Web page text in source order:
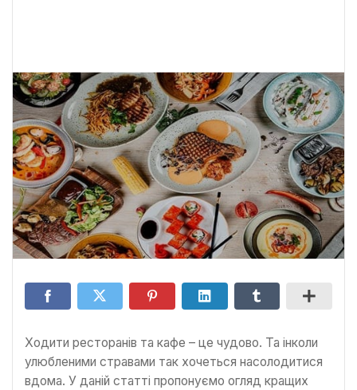
Ходити ресторанів та кафе – це чудово. Та інколи
улюбленими стравами так хочеться насолодитися
вдома. У даній статті пропонуємо огляд кращих